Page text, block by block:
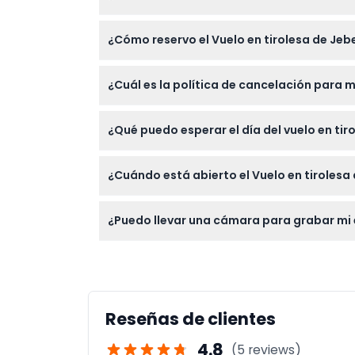
participar, pero deben estar acompañados
¿Cómo reservo el Vuelo en tirolesa de
asegure su fecha preferida.
¿Cuál es la política de cancelación para
administrativa del 10%). Las reservas de
¿Qué puedo esperar el día del vuelo en
hasta 160 km/h, volando de cabeza con un
¿Cuándo está abierto el Vuelo en
septiembre). Está cerrada los lunes y
¿Puedo llevar una cámara para grabar
Reseñas de clientes
4.8 (5 reviews)